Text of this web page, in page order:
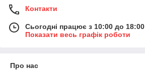
Контакти
Сьогодні працює з 10:00 до 18:00
Показати весь графік роботи
Про нас